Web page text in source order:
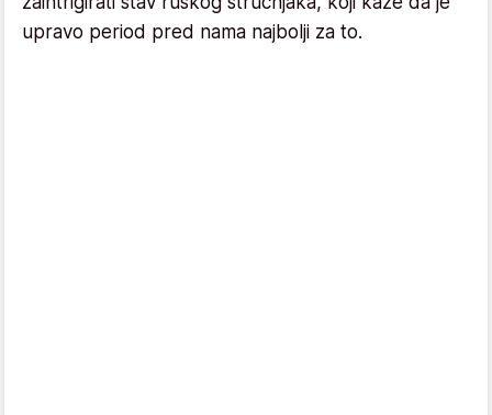
upravo period pred nama najbolji za to.